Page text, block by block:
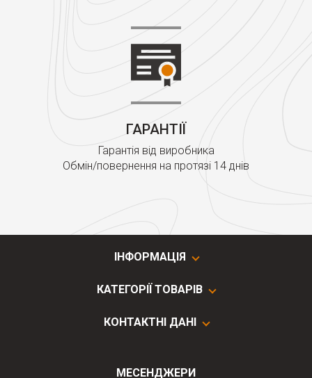
ГАРАНТІЇ
Гарантія від виробника
Обмін/повернення на протязі 14 днів
ІНФОРМАЦІЯ
КАТЕГОРІЇ ТОВАРІВ
КОНТАКТНІ ДАНІ
МЕСЕНДЖЕРИ